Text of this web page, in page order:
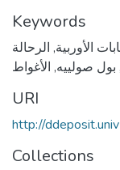
Keywords
الأوربية, الرحالة
, بول صولييه, الأغواط
URI
http://
Collections